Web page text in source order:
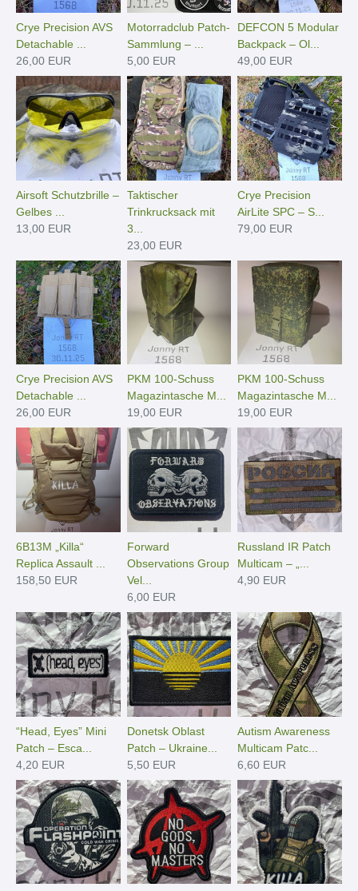
Crye Precision AVS
Detachable ...
26,00 EUR
Motorradclub Patch-
Sammlung – ...
5,00 EUR
DEFCON 5 Modular
Backpack – Ol...
49,00 EUR
Airsoft Schutzbrille –
Gelbes ...
13,00 EUR
Taktischer
Trinkrucksack mit
3...
23,00 EUR
Crye Precision
AirLite SPC – S...
79,00 EUR
Crye Precision AVS
Detachable ...
26,00 EUR
PKM 100-Schuss
Magazintasche M...
19,00 EUR
PKM 100-Schuss
Magazintasche M...
19,00 EUR
6B13M „Killa“
Replica Assault ...
158,50 EUR
Forward
Observations Group
Vel...
6,00 EUR
Russland IR Patch
Multicam – „...
4,90 EUR
“Head, Eyes” Mini
Patch – Esca...
4,20 EUR
Donetsk Oblast
Patch – Ukraine...
5,50 EUR
Autism Awareness
Multicam Patc...
6,60 EUR